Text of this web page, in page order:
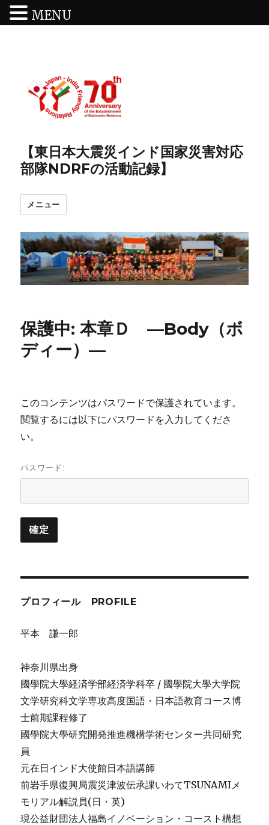
【東日本大震災インド国家災害対応
部隊NDRFの活動記録】
メニュー
保護中: 本章Ｄ —Body（ボ
ディー）—
このコンテンツはパスワードで保護されています。
閲覧するには以下にパスワードを入力してくださ
い。
パスワード:
プロフィール PROFILE
平本 謙一郎
神奈川県出身
國學院大學経済学部経済学科卒 / 國學院大學大学院
文学研究科文学専攻高度国語・日本語教育コース博
士前期課程修了
國學院大學研究開発推進機構学術センター共同研究
員
元在日インド大使館日本語講師
前岩手県復興局震災津波伝承課いわてTSUNAMIメ
モリアル解説員(日・英)
現公益財団法人福島イノベーション・コースト構想
MENU